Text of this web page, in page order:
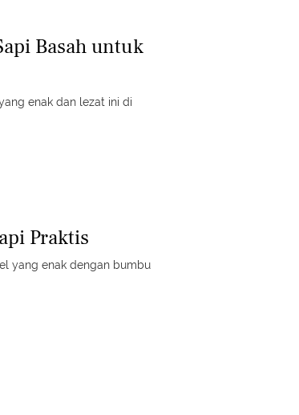
Basah untuk
enak dan lezat ini di
Praktis
yang enak dengan bumbu